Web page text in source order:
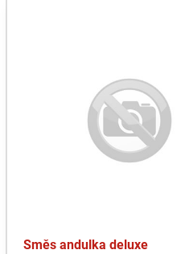
Směs andulka deluxe